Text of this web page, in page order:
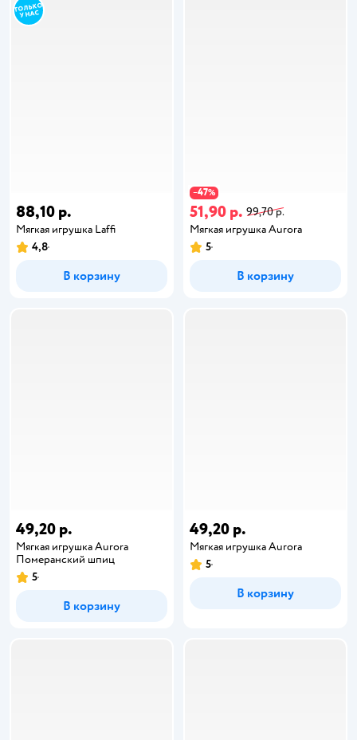
88,10 р.
Мягкая игрушка Laffi
4,8
В корзину
−47%
51,90 р. 99,70 р.
Мягкая игрушка Aurora
5
В корзину
49,20 р.
Мягкая игрушка Aurora
Померанский шпиц
5
В корзину
49,20 р.
Мягкая игрушка Aurora
5
В корзину